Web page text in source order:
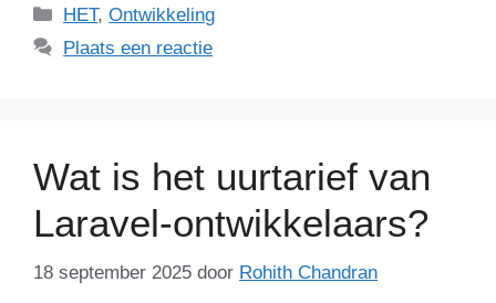
Categorieën
HET,Ontwikkeling
Plaats een reactie
Wat is het uurtarief van
Laravel-ontwikkelaars?
18 september 2025 door Rohith Chandran